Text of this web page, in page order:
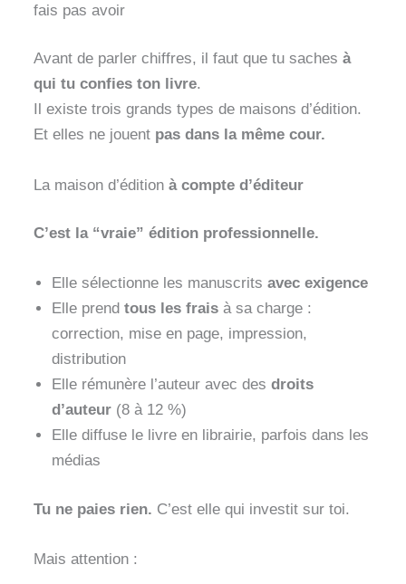
fais pas avoir
Avant de parler chiffres, il faut que tu saches à
qui tu confies ton livre.
Il existe trois grands types de maisons d’édition.
Et elles ne jouent pas dans la même cour.
La maison d’édition à compte d’éditeur
C’est la “vraie” édition professionnelle.
Elle sélectionne les manuscrits avec exigence
Elle prend tous les frais à sa charge :
correction, mise en page, impression,
distribution
Elle rémunère l’auteur avec des droits
d’auteur (8 à 12 %)
Elle diffuse le livre en librairie, parfois dans les
médias
Tu ne paies rien. C’est elle qui investit sur toi.
Mais attention :